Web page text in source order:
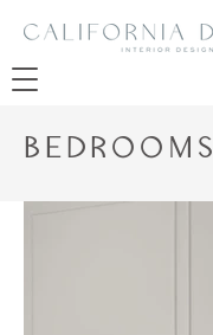
BEDROOMS